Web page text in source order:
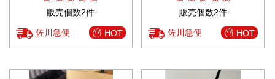
販売個数2件
佐川急便 HOT
販売個数2件
佐川急便 HOT